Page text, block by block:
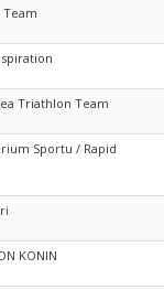
Team
Triathlon Team
Sportu / Rapid
KONIN